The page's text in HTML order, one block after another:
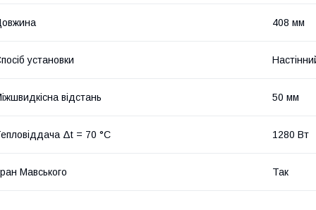
408 мм
установки
відстань 50 мм
Δt = 70 °C 1280 Вт
Мавського Так